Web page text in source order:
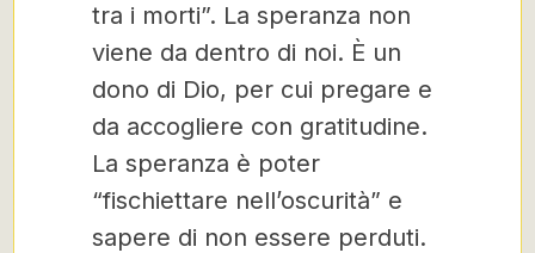
tra i morti”. La speranza non
viene da dentro di noi. È un
dono di Dio, per cui pregare e
da accogliere con gratitudine.
La speranza è poter
“fischiettare nell’oscurità” e
sapere di non essere perduti.